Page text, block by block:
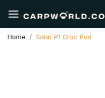
Home Solar P1 Croc Pod